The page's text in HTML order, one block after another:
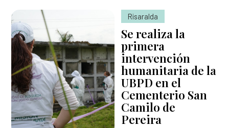
Risaralda
Se realiza la
primera
intervención
humanitaria de la
UBPD en el
Cementerio San
Camilo de
Pereira